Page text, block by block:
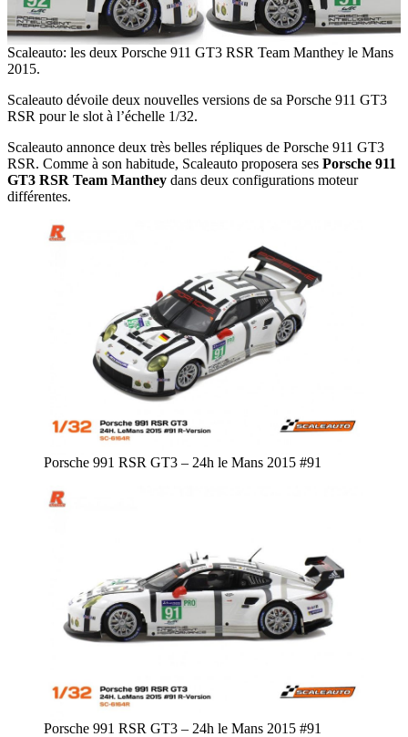
Scaleauto: les deux Porsche 911 GT3 RSR Team Manthey le Mans
2015.
Scaleauto dévoile deux nouvelles versions de sa Porsche 911 GT3
RSR pour le slot à l’échelle 1/32.
Scaleauto annonce deux très belles répliques de Porsche 911 GT3
RSR. Comme à son habitude, Scaleauto proposera ses Porsche 911
GT3 RSR Team Manthey dans deux configurations moteur
différentes.
Porsche 991 RSR GT3 – 24h le Mans 2015 #91
Porsche 991 RSR GT3 – 24h le Mans 2015 #91